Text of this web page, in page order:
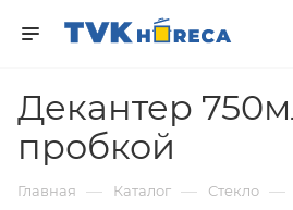
Декантер
пробкой
Главная — Каталог — Стекло —